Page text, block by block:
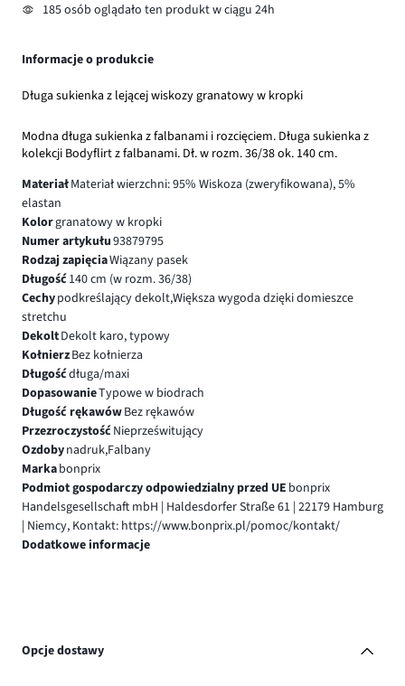
185 osób oglądało ten produkt w ciągu 24h
Informacje o produkcie
Długa sukienka z lejącej wiskozy granatowy w kropki
Modna długa sukienka z falbanami i rozcięciem. Długa sukienka z
kolekcji Bodyflirt z falbanami. Dł. w rozm. 36/38 ok. 140 cm.
MateriałMateriał wierzchni: 95% Wiskoza (zweryfikowana), 5%
elastan
Kolorgranatowy w kropki
Numer artykułu93879795
Rodzaj zapięciaWiązany pasek
Długość140 cm (w rozm. 36/38)
Cechypodkreślający dekolt,Większa wygoda dzięki domieszce
stretchu
DekoltDekolt karo, typowy
KołnierzBez kołnierza
Długośćdługa/maxi
DopasowanieTypowe w biodrach
Długość rękawówBez rękawów
PrzezroczystośćNieprześwitujący
Ozdobynadruk,Falbany
Markabonprix
Podmiot gospodarczy odpowiedzialny przed UE bonprix
Handelsgesellschaft mbH | Haldesdorfer Straße 61 | 22179 Hamburg
| Niemcy, Kontakt: https://www.bonprix.pl/pomoc/kontakt/
Dodatkowe informacje
Opcje dostawy